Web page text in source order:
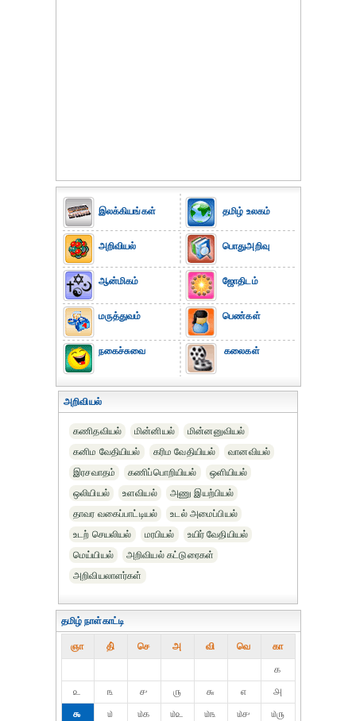
இலக்கியங்கள்
அறிவியல்
ஆன்மிகம்
மருத்துவம்
நகைச்சுவை
தமிழ் உலகம்
பொதுஅறிவு
ஜோதிடம்
பெண்கள்
கலைகள்
அறிவியல்
கணிதவியல் மின்னியல்
மின்னனுவியல்
கனிம வேதியியல்
கரிம வேதியியல்‎
வானவியல்
இரசவாதம்
கணிப்பொறியியல்
ஒளியியல்
ஒலியியல்
உளவியல்‎
அணு இயற்பியல்‎
தாவர வகைப்பாட்டியல்
உடல் அமைப்பியல்
உடற் செயலியல்
மரபியல்
உயிர் வேதியியல்
மெய்யியல்
அறிவியல் கட்டுரைகள்‎
அறிவியலாளர்கள்
தமிழ் நாள்காட்டி
ஞா தி் செ அ வி வெ கா
௧
௨
௩ ௪ ௫ ௬ ௭
௮
௯
௰ ௰௧ ௰௨ ௰௩ ௰௪ ௰௫